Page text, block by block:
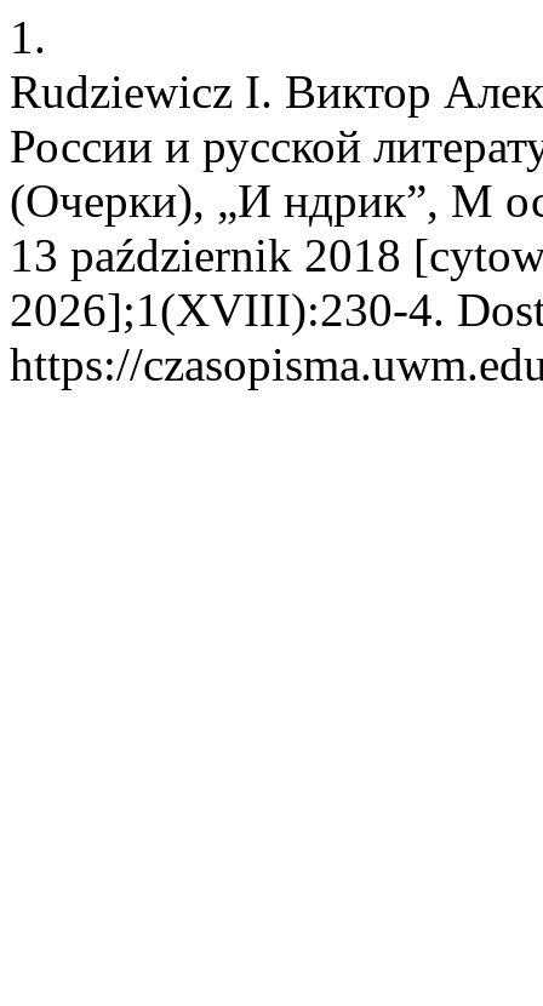
1.
Rudziewicz I. Виктор
России и русской
(Очерки), „И ндрик”, М
13 październik 2018
2026];1(XVIII):230-4.
https://